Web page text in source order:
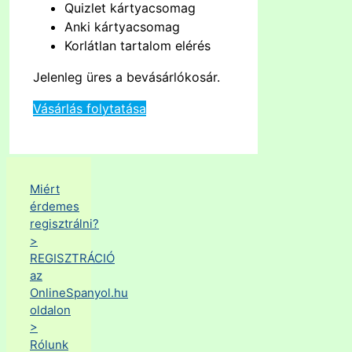
Quizlet kártyacsomag
Anki kártyacsomag
Korlátlan tartalom elérés
Jelenleg üres a bevásárlókosár.
Vásárlás folytatása
Miért
érdemes
regisztrálni?
>
REGISZTRÁCIÓ
az
OnlineSpanyol.hu
oldalon
>
Rólunk